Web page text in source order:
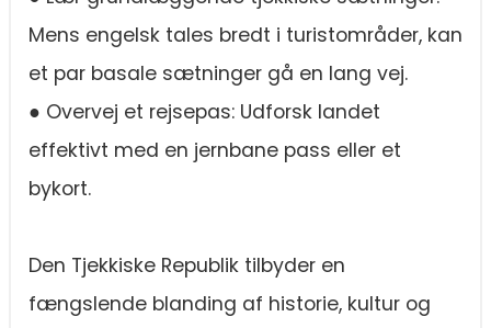
Mens engelsk tales bredt i turistområder, kan
et par basale sætninger gå en lang vej.
● Overvej et rejsepas: Udforsk landet
effektivt med en jernbane pass eller et
bykort.
Den Tjekkiske Republik tilbyder en
fængslende blanding af historie, kultur og